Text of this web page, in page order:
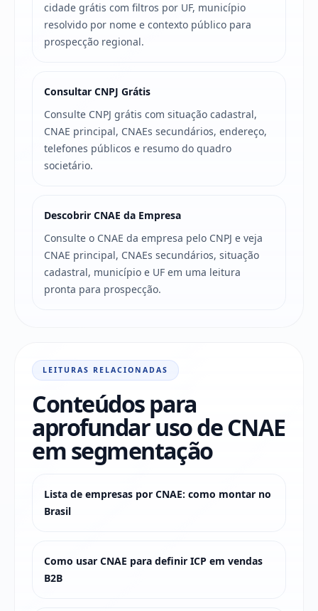
cidade grátis com filtros por UF, município
resolvido por nome e contexto público para
prospecção regional.
Consultar CNPJ Grátis
Consulte CNPJ grátis com situação cadastral,
CNAE principal, CNAEs secundários, endereço,
telefones públicos e resumo do quadro
societário.
Descobrir CNAE da Empresa
Consulte o CNAE da empresa pelo CNPJ e veja
CNAE principal, CNAEs secundários, situação
cadastral, município e UF em uma leitura
pronta para prospecção.
LEITURAS RELACIONADAS
Conteúdos para
aprofundar uso de CNAE
em segmentação
Lista de empresas por CNAE: como montar no
Brasil
Como usar CNAE para definir ICP em vendas
B2B